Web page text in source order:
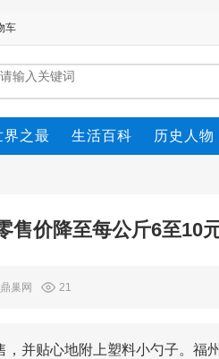
车
界之最 生活百科 历史人物
售价降至每公斤6至10
鼎巢网 21
并贴心地附上塑料小勺子。福